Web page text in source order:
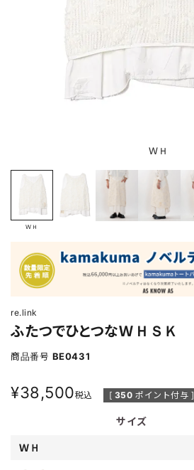
ＷＨ
ＷＨ
re.link
ふたつでひとつなＷＨＳＫ
商品番号 BE0431
¥38,500税込 [ 350 ポイント付与 ]
サイズ
ＷＨ